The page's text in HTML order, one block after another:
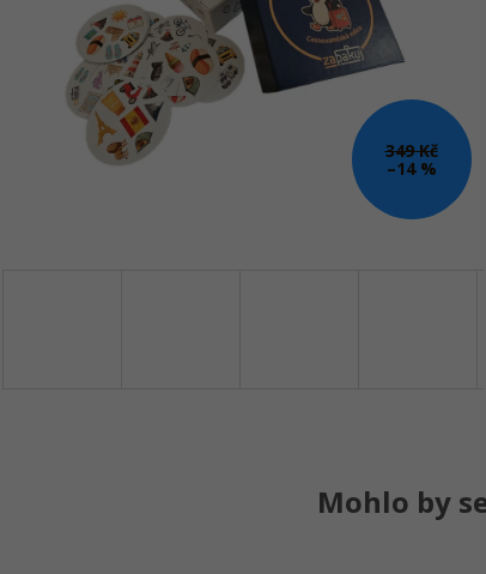
349 Kč
–14 %
Mohlo by